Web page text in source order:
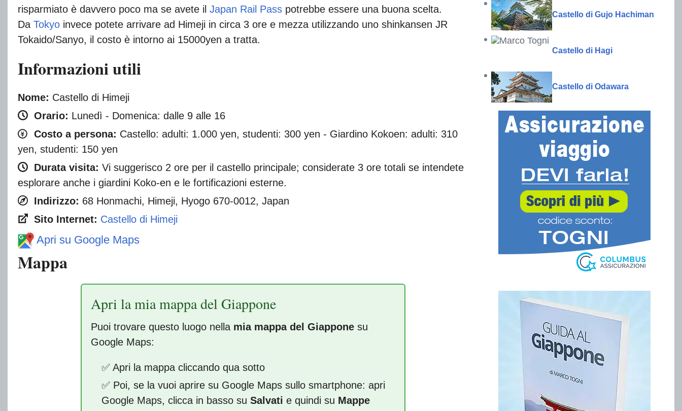
Castello di Gujo Hachiman
Castello di Hagi
Castello di Odawara
risparmiato è davvero poco ma se avete il Japan Rail Pass potrebbe essere una buona scelta.
Da Tokyo invece potete arrivare ad Himeji in circa 3 ore e mezza utilizzando uno shinkansen JR
Tokaido/Sanyo, il costo è intorno ai 15000yen a tratta.
Informazioni utili
Nome: Castello di Himeji
Orario: Lunedì - Domenica: dalle 9 alle 16
Costo a persona: Castello: adulti: 1.000 yen, studenti: 300 yen - Giardino Kokoen: adulti: 310
yen, studenti: 150 yen
Durata visita: Vi suggerisco 2 ore per il castello principale; considerate 3 ore totali se intendete
esplorare anche i giardini Koko-en e le fortificazioni esterne.
Indirizzo: 68 Honmachi, Himeji, Hyogo 670-0012, Japan
Sito Internet: Castello di Himeji
Apri su Google Maps
Mappa
Apri la mia mappa del Giappone
Puoi trovare questo luogo nella mia mappa del Giapponesu
Google Maps:
✅ Apri la mappa cliccando qua sotto
✅ Poi, se la vuoi aprire su Google Maps sullo smartphone: apri
Google Maps, clicca in basso su Salvati e quindi su Mappe